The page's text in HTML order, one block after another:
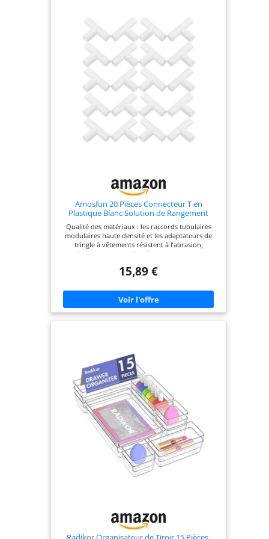
d'enfant, Instructions de montage, matériel de
montage.
Amosfun 20 Pièces Connecteur T en
Plastique Blanc Solution de Rangement
Flexible et Stabilité Améliorée, Diamètre
Intérieur 12mm pour Réparation et
Assemblage pour Organisateur de
Qualité des matériaux : les raccords tubulaires
modulaires haute densité et les adaptateurs de
tringle à vêtements résistent à l’abrasion,
préservant ainsi l’intégrité des raccords de la
repositionnement ou de réassemblage fréquents
3 voies permet un montage et un démontage
rapides des éléments de votre meuble à
chaussures, s’adaptant ainsi à vos besoins de
déménagement ou de réaménagement et offrant
système de fixation pour étagère à chaussures et
de connecteurs pour poteaux permet une
modification et une extension rapides et faciles,
adaptant les accessoires de rangement à vos
besoins. pièces pour organisateur de chaussures à
monter soi-même, raccord de tube de rangement
Réglage flexible : le joint à 3 voies permet un
démontage ou une reconfiguration rapide des
articulations de tringle à vêtements, idéal pour
adapter les systèmes d’articulation de penderie
aux besoins changeants d’espace. connecteur de
tringle de rangement, joint de liaison de penderie
Compatibilité universelle : les pièces de rechange
pour étagères et les raccords pour étagères à
chaussures s’adaptent parfaitement aux
15,89 €